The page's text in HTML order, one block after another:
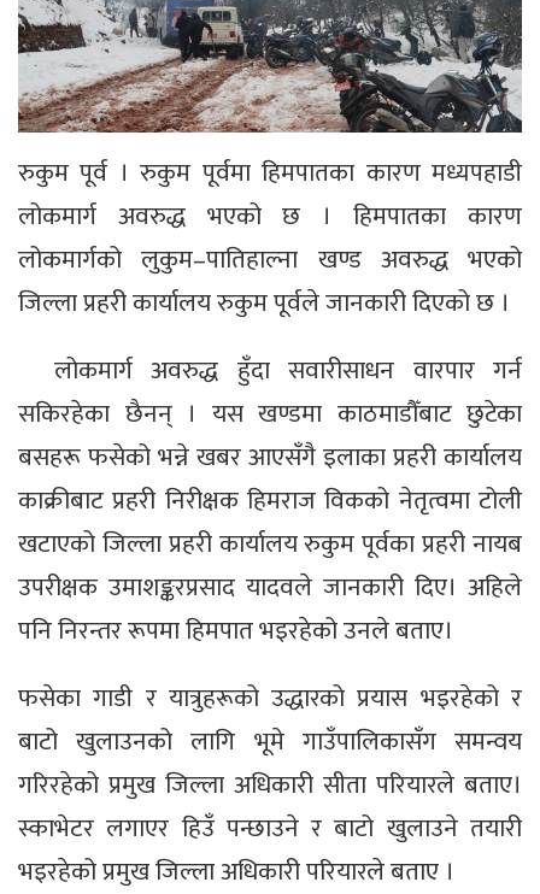
रुकुम पूर्व । रुकुम पूर्वमा हिमपातका कारण मध्यपहाडी
लोकमार्ग अवरुद्ध भएको छ । हिमपातका कारण
लोकमार्गको लुकुम–पातिहाल्ना खण्ड अवरुद्ध भएको
जिल्ला प्रहरी कार्यालय रुकुम पूर्वले जानकारी दिएको छ ।
लोकमार्ग अवरुद्ध हुँदा सवारीसाधन वारपार गर्न
सकिरहेका छैनन् । यस खण्डमा काठमाडौँबाट छुटेका
बसहरू फसेको भन्ने खबर आएसँगै इलाका प्रहरी कार्यालय
काक्रीबाट प्रहरी निरीक्षक हिमराज विकको नेतृत्वमा टोली
खटाएको जिल्ला प्रहरी कार्यालय रुकुम पूर्वका प्रहरी नायब
उपरीक्षक उमाशङ्करप्रसाद यादवले जानकारी दिए। अहिले
पनि निरन्तर रूपमा हिमपात भइरहेको उनले बताए।
फसेका गाडी र यात्रुहरूको उद्धारको प्रयास भइरहेको र
बाटो खुलाउनको लागि भूमे गाउँपालिकासँग समन्वय
गरिरहेको प्रमुख जिल्ला अधिकारी सीता परियारले बताए।
स्काभेटर लगाएर हिउँ पन्छाउने र बाटो खुलाउने तयारी
भइरहेको प्रमुख जिल्ला अधिकारी परियारले बताए ।